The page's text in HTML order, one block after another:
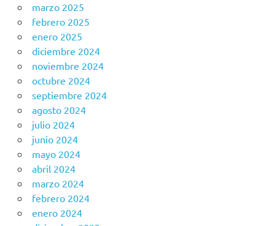
marzo 2025
febrero 2025
enero 2025
diciembre 2024
noviembre 2024
octubre 2024
septiembre 2024
agosto 2024
julio 2024
junio 2024
mayo 2024
abril 2024
marzo 2024
febrero 2024
enero 2024